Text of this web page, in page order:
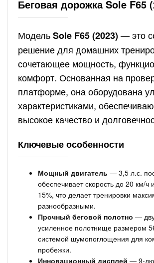
Беговая дорожка Sole F65
МодельSole F65 (2023)— это
решение для домашних
сочетающее мощность,
комфорт. Основанная на
платформе, она оборудована
характеристиками,
высокое качество и
Ключевые особенности
Мощный двигатель — 3,5 л.с.
обеспечивает скорость до 20 км/ч
15%, что делает тренировки
разнообразными.
Прочный беговой полотно —
усиленное полотнище размером
системой шумопоглощения для
пробежки.
Инновационный дисплей — 9-